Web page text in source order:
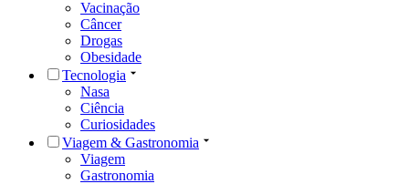
Vacinação
Câncer
Drogas
Obesidade
Tecnologia
Nasa
Ciência
Curiosidades
Viagem & Gastronomia
Viagem
Gastronomia